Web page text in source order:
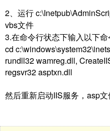
2、运行
vbs文件
3.在命令行状态下输入以下命
cd
rundll32 wamreg.dll,
regsvr32 asptxn.dll
然后重新启动IIS服务，asp